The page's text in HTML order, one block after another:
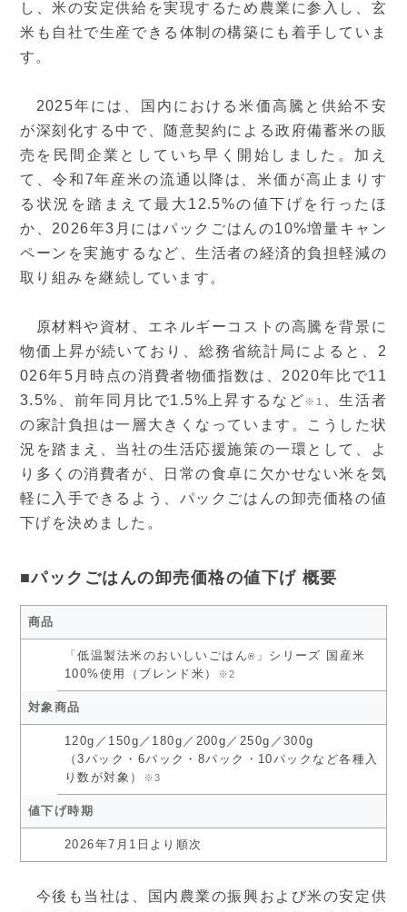
し、米の安定供給を実現するため農業に参入し、玄
米も自社で生産できる体制の構築にも着手していま
す。
2025年には、国内における米価高騰と供給不安
が深刻化する中で、随意契約による政府備蓄米の販
売を民間企業としていち早く開始しました。加え
て、令和7年産米の流通以降は、米価が高止まりす
る状況を踏まえて最大12.5%の値下げを行ったほ
か、2026年3月にはパックごはんの10%増量キャン
ペーンを実施するなど、生活者の経済的負担軽減の
取り組みを継続しています。
原材料や資材、エネルギーコストの高騰を背景に
物価上昇が続いており、総務省統計局によると、2
026年5月時点の消費者物価指数は、2020年比で11
3.5%、前年同月比で1.5%上昇するなど※1
、生活者
の家計負担は一層大きくなっています。こうした状
況を踏まえ、当社の生活応援施策の一環として、よ
り多くの消費者が、日常の食卓に欠かせない米を気
軽に入手できるよう、パックごはんの卸売価格の値
下げを決めました。
■パックごはんの卸売価格の値下げ 概要
商品
「低温製法米のおいしいごはん® 」シリーズ 国産米
100%使用（ブレンド米）
※2
対象商品
120g／150g／180g／200g／250g／300g
（3パック・6パック・8パック・10パックなど各種入
り数が対象）
※3
値下げ時期
2026年7月1日より順次
今後も当社は、国内農業の振興および米の安定供